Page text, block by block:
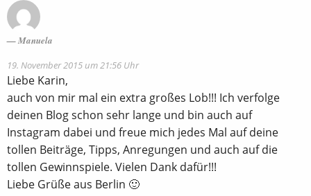
Manuela
19. November 2015 um 21:56 Uhr
Liebe Karin,
auch von mir mal ein extra großes Lob!!! Ich verfolge
deinen Blog schon sehr lange und bin auch auf
Instagram dabei und freue mich jedes Mal auf deine
tollen Beiträge, Tipps, Anregungen und auch auf die
tollen Gewinnspiele. Vielen Dank dafür!!!
Liebe Grüße aus Berlin 🙂